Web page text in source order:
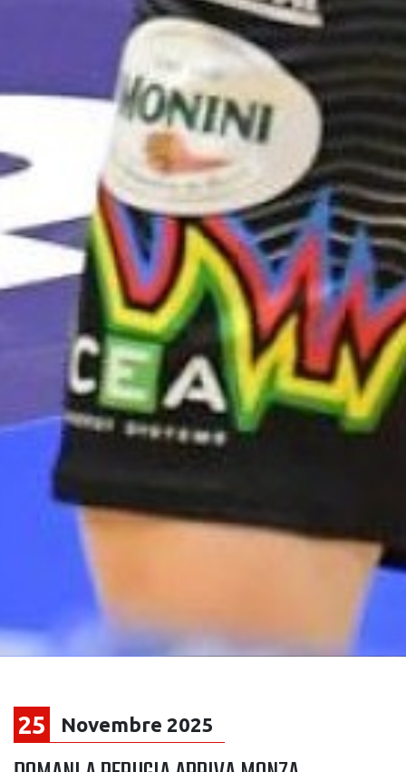
25 Novembre 2025